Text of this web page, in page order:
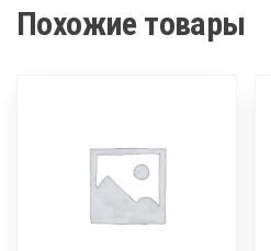
Похожие товары